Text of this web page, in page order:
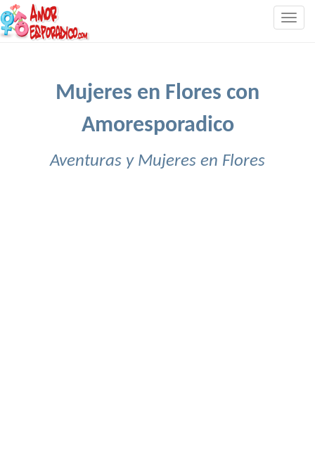
Mujeres en Flores con
Amoresporadico
Aventuras y Mujeres en Flores